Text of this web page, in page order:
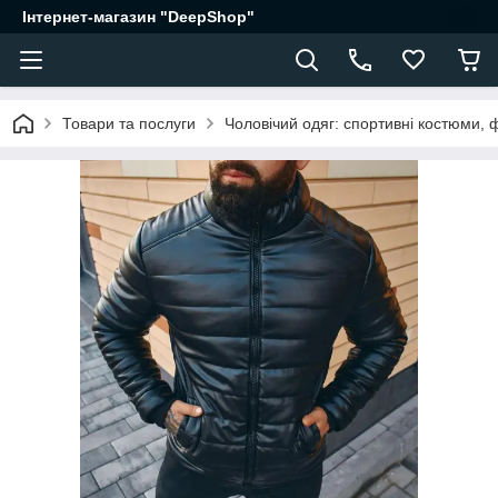
Інтернет-магазин "DeepShop"
Товари та послуги Чоловічий одяг: спортивні